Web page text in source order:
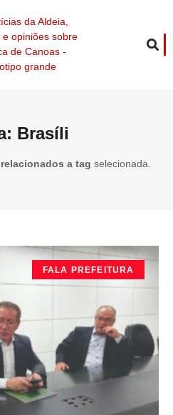
Brasíli
a tag selecionada.
FALA PREFEITURA